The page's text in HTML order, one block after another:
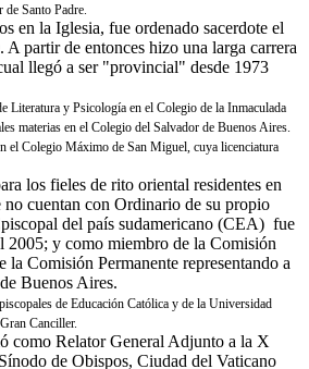
Santo Padre.
en la Iglesia, fue ordenado sacerdote el
A partir de entonces hizo una larga carrera
llegó a ser "provincial" desde 1973
Literatura y Psicología en el Colegio de la Inmaculada
materias en el Colegio del Salvador de Buenos Aires.
el Colegio Máximo de San Miguel, cuya licenciatura
los fieles de rito oriental residentes en
cuentan con Ordinario de su propio
del país sudamericano (CEA) fue
2005; y como miembro de la Comisión
Comisión Permanente representando a
Buenos Aires.
de Educación Católica y de la Universidad
Canciller.
como Relator General Adjunto a la X
de Obispos, Ciudad del Vaticano